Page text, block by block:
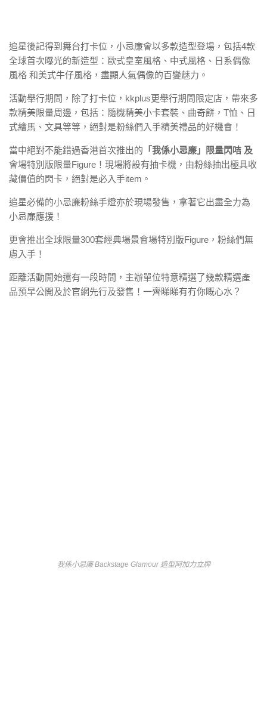
追星後記得到舞台打卡位，小忌廉會以多款造型登場，包括4款
全球首次曝光的新造型：歐式皇室風格、中式風格、日系偶像
風格 和美式牛仔風格，盡顯人氣偶像的百變魅力。
活動舉行期間，除了打卡位，kkplus更舉行期間限定店，帶來多
款精美限量周邊，包括：隨機精美小卡套裝、曲奇餅，T恤、日
式繪馬、文具等等，絕對是粉絲們入手精美禮品的好機會！
當中絕對不能錯過香港首次推出的 「我係小忌廉」限量閃咭 及
會場特別版限量Figure！現場將設有抽卡機，由粉絲抽出極具收
藏價值的閃卡，絕對是必入手item。
追星必備的小忌廉粉絲手燈亦於現場發售，拿著它出盡全力為
小忌廉應援！
更會推出全球限量300套經典場景會場特別版Figure，粉絲們無
慮入手！
距離活動開始還有一段時間，主辦單位特意精選了幾款精選產
品預早公開及於官網先行及發售！一齊睇睇有冇你嘅心水？
我係小忌廉 Backstage Glamour 造型阿加力立牌